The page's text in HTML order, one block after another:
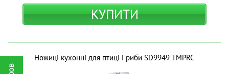
КУПИТИ
Ножиці кухонні для птиці і риби SD9949 ТМPRC